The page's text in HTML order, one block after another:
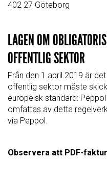
402 27 Göteborg
LAGEN OM
OFFENTLIG SEKTOR
Från den 1 april 2019 är
offentlig sektor måste
europeisk standard:
omfattas av detta
via Peppol.
Observera att PDF-